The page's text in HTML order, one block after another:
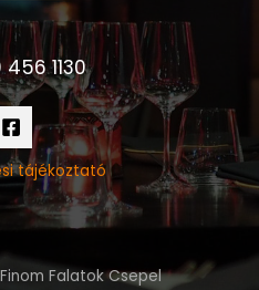
1130
tájékoztató
Falatok Csepel